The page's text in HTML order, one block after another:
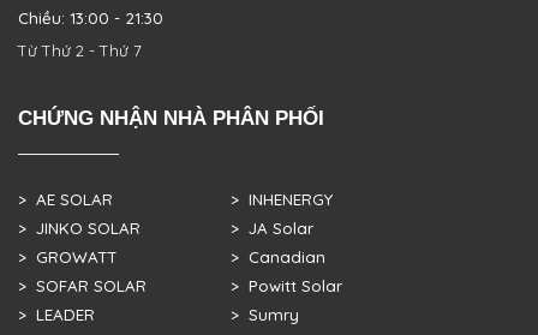
Chiều: 13:00 - 21:30
Từ Thứ 2 - Thứ 7
CHỨNG NHẬN NHÀ PHÂN PHỐI
> AE SOLAR
> JINKO SOLAR
> GROWATT
> SOFAR SOLAR
> LEADER
> INHENERGY
> JA Solar
> Canadian
> Powitt Solar
> Sumry